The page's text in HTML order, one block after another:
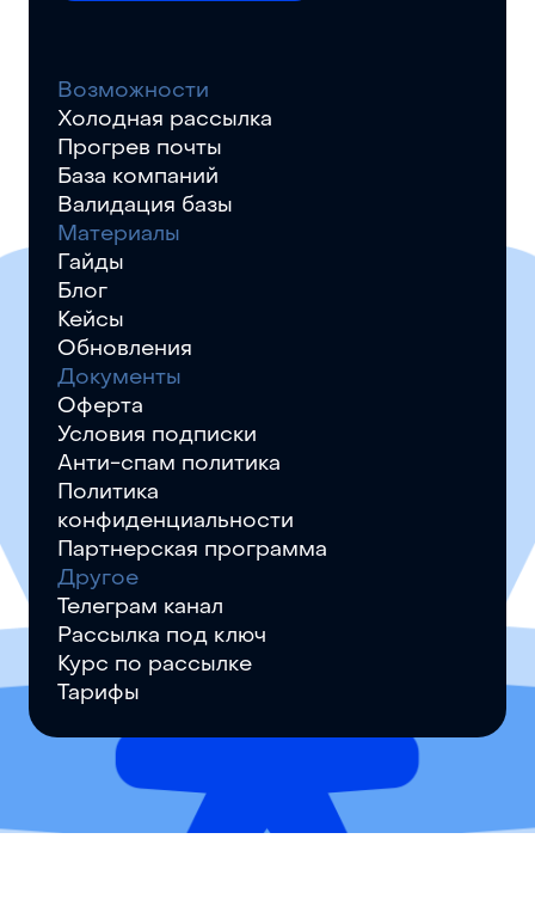
Возможности
Холодная рассылка
Прогрев почты
База компаний
Валидация базы
Материалы
Гайды
Блог
Кейсы
Обновления
Документы
Оферта
Условия подписки
Анти-спам политика
Политика
конфиденциальности
Партнерская программа
Другое
Телеграм канал
Рассылка под ключ
Курс по рассылке
Тарифы